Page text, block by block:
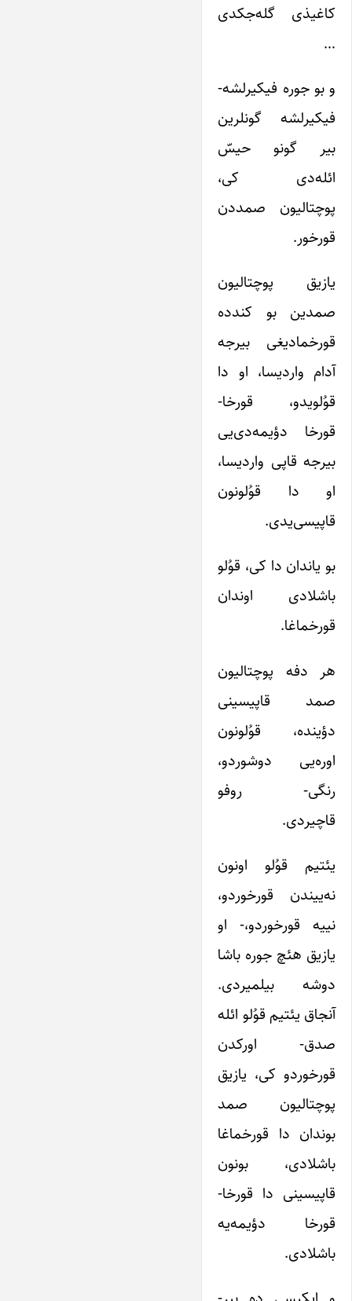
کاغیذی گله‌جکدی
…
و بو جوره فیکیرلشه-
فیکیرلشه گونلرین
بیر گونو حیسّ
ائله‌دی کی،
پوچتالیون صمددن
قورخور.
یازیق پوچتالیون
صمدین بو کندده
قورخمادیغی بیرجه
آدام واردیسا، او دا
قوُلویدو، قورخا-
قورخا دؤیمه‌دی‌یی
بیرجه قاپی واردیسا،
او دا قوُلونون
قاپیسی‌یدی.
بو یاندان دا کی، قوُلو
باشلادی اوندان
قورخماغا.
هر دفه پوچتالیون
صمد قاپیسینی
دؤینده، قوُلونون
اوره‌یی دوشوردو،
رنگی- روفو
قاچیردی.
یئتیم قوُلو اونون
نه‌ییندن قورخوردو،
نییه قورخوردو،- او
یازیق هئچ جوره باشا
دوشه بیلمیردی.
آنجاق یئتیم قوُلو ائله
صدق- اورکدن
قورخوردو کی، یازیق
پوچتالیون صمد
بوندان دا قورخماغا
باشلادی، بونون
قاپیسینی دا قورخا-
قورخا دؤیمه‌یه
باشلادی.